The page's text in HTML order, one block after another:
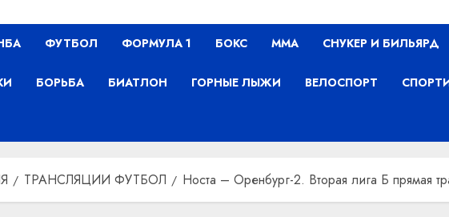
ФУТБОЛ ФОРМУЛА 1 БОКС ММА СНУКЕР И БИЛЬЯРД
БОРЬБА БИАТЛОН ГОРНЫЕ ЛЫЖИ ВЕЛОСПОРТ
ТРАНСЛЯЦИИ ФУТБОЛ Носта – Оренбург-2. Вторая лига Б прямая